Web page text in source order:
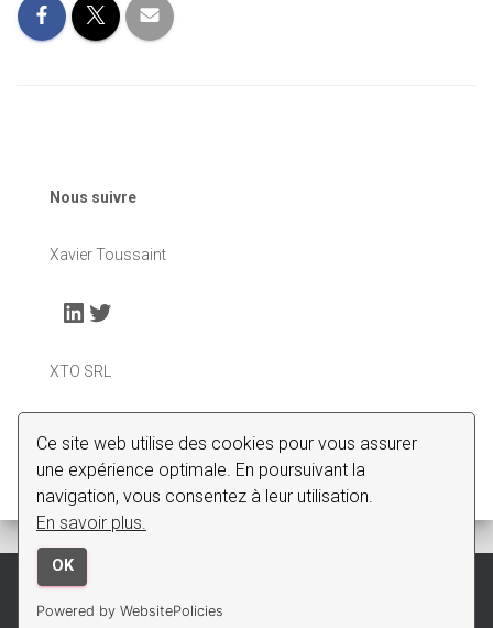
Ce site web utilise des cookies pour vous assurer
une expérience optimale. En poursuivant la
navigation, vous consentez à leur utilisation.
En savoir plus.
OK
Powered by WebsitePolicies
Nous suivre
Xavier Toussaint
LinkedIn Twitter
XTO SRL
Hestia | Développé par